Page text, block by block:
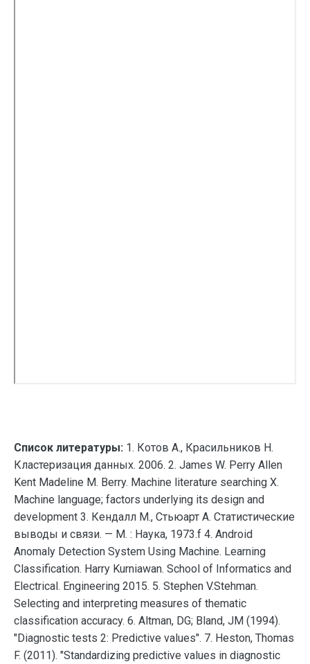
Список литературы: 1. Котов А., Красильников Н.
Кластеризация данных. 2006. 2. James W. Perry Allen
Kent Madeline M. Berry. Machine literature searching X.
Machine language; factors underlying its design and
development 3. Кендалл М., Стьюарт А. Статистические
выводы и связи. — М. : Наука, 1973.f 4. Android
Anomaly Detection System Using Machine. Learning
Classification. Harry Kurniawan. School of Informatics and
Electrical. Engineering 2015. 5. Stephen V.Stehman.
Selecting and interpreting measures of thematic
classification accuracy. 6. Altman, DG; Bland, JM (1994).
"Diagnostic tests 2: Predictive values". 7. Heston, Thomas
F. (2011). "Standardizing predictive values in diagnostic